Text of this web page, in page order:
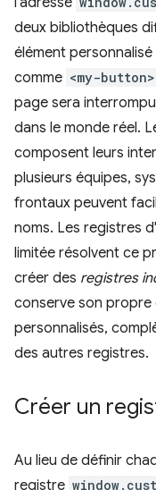
deux bibliothèques
élément
comme <my-button>
page sera
dans le monde réel.
composent leurs
plusieurs équipes,
frontaux peuvent
noms. Les registres
limitée résolvent ce
créer des registres
conserve son propre
personnalisés,
des autres registres.
Créer un
Au lieu de définir
registre